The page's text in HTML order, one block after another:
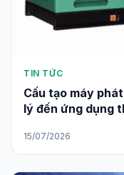
TIN TỨC
Cấu tạo máy
lý đến ứng dụng
15/07/2026